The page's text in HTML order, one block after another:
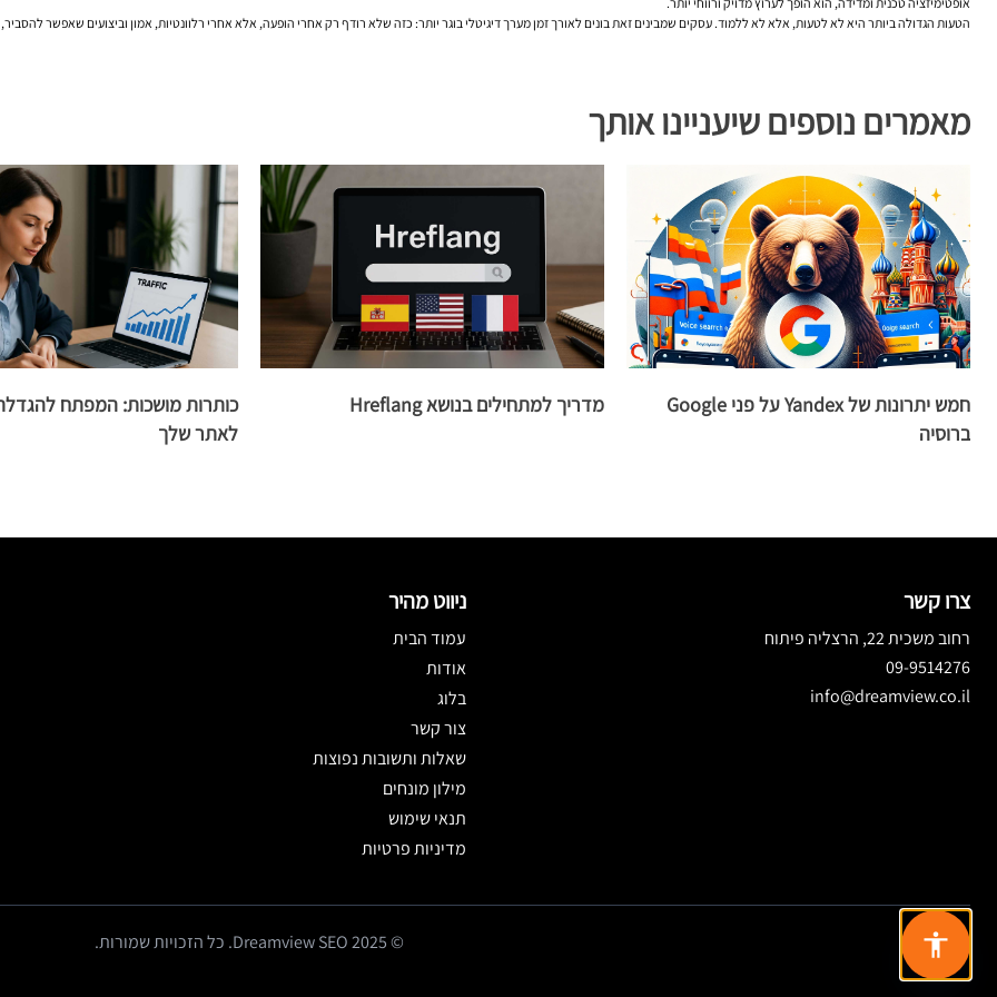
הטעות הגדולה ביותר היא לא לטעות, אלא לא ללמוד. עסקים שמבינים זאת בונים לאורך זמן מערך דיגיטלי בוגר יותר: כזה שלא רודף רק אחרי הופעה, אלא אחרי רלוונטיות, אמון וביצועים שאפשר
מאמרים נוספים שיעניינו אותך
חמש יתרונות של Yandex על פני Google
ברוסיה
מדריך למתחילים בנושא Hreflang
כותרות מושכות: המפתח
לאתר שלך
צרו קשר
רחוב משכית 22, הרצליה פיתוח
09-9514276
info@dreamview.co.il
ניווט מהיר
עמוד הבית
אודות
בלוג
צור קשר
שאלות ותשובות נפוצות
מילון מונחים
תנאי שימוש
מדיניות פרטיות
© 2025 Dreamview SEO. כל הזכויות שמורות.